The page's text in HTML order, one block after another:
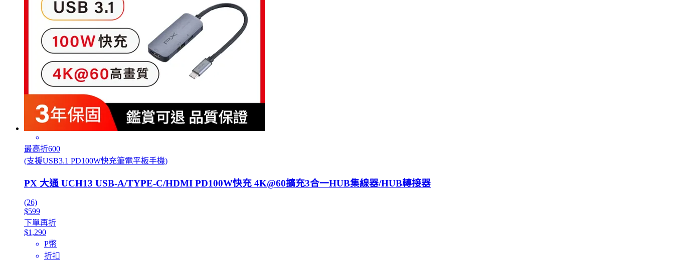
最高折600
(支援USB3.1 PD100W快充筆電平板手機)
PX 大通 UCH13 USB-A/TYPE-C/HDMI PD100W快充 4K@60擴充3合一HUB集線器/HUB轉接器
(26)
$599
下單再折
$1,290
P幣
折扣